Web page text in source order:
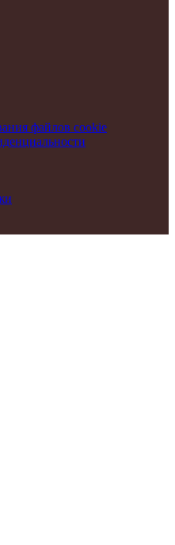
файлов cookie